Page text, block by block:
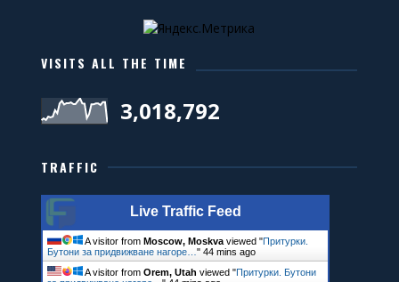
VISITS ALL THE TIME
3,018,792
TRAFFIC
Live Traffic Feed
A visitor fromMoscow, Moskva viewed "Притурки.
Бутони за придвижване нагоре…"44 mins ago
A visitor fromOrem, Utah viewed "Притурки. Бутони